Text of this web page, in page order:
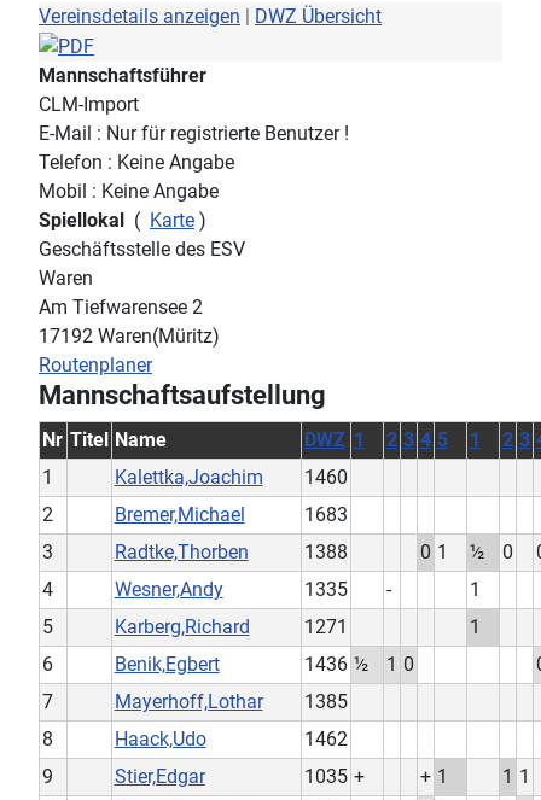
Vereinsdetails anzeigen | DWZ Übersicht
Mannschaftsführer
CLM-Import
E-Mail : Nur für registrierte Benutzer !
Telefon : Keine Angabe
Mobil : Keine Angabe
Spiellokal ( Karte )
Geschäftsstelle des ESV
Waren
Am Tiefwarensee 2
17192 Waren(Müritz)
Routenplaner
Mannschaftsaufstellung
Nr Titel Name DWZ 1 2 3 4 5 1 2 3
1
Kalettka,Joachim
1460
2
Bremer,Michael
1683
3
Radtke,Thorben 1388 0 1 ½ 0
4
Wesner,Andy 1335 -
1
5
Karberg,Richard 1271
1
6
Benik,Egbert 1436 ½ 1 0
7
Mayerhoff,Lothar
1385
8
Haack,Udo
1462
9
Stier,Edgar 1035 + + 1 1 1